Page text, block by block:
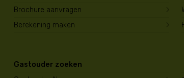
Brochure aanvragen
Berekening maken
Gastouder zoeken